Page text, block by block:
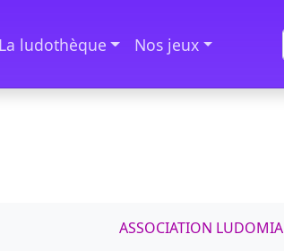
ludothèque Nos jeux
ASSOCIATION LUDOMIA